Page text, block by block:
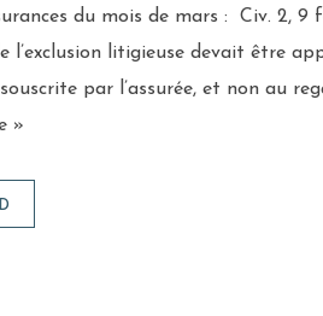
du mois de mars : Civ. 2, 9
l’exclusion litigieuse devait être
par l’assurée, et non au
»